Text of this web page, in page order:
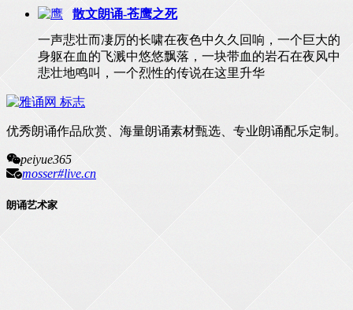
散文朗诵-苍鹰之死
一声悲壮而凄厉的长啸在夜色中久久回响，一个巨大的
身躯在血的飞溅中悠悠飘落，一块带血的岩石在夜风中
悲壮地鸣叫，一个烈性的传说在这里升华
优秀朗诵作品欣赏、海量朗诵素材甄选、专业朗诵配乐定制。
peiyue365
mosser#live.cn
朗诵艺术家